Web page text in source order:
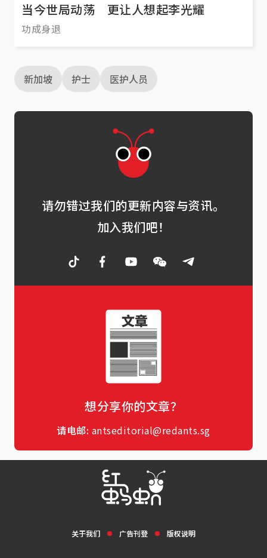
当今世局动荡 更让人想起李光耀
功成身退
新加坡 护士 医护人员
请勿错过我们的更新内容与资讯。
加入我们吧！
想分享你的文章？
请电邮: antseditorial@redants.sg
关于我们 广告刊登 版权说明